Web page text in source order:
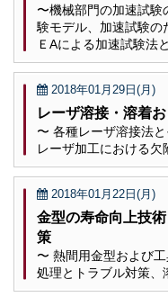
〜機械部門の加速試
験モデル、加速試験の
ＥAによる加速試験法
2018年01月29日(月)
レーザ溶接・溶着
〜 各種レーザ溶接法
レーザ加工における
2018年01月22日(月)
金型の寿命向上技
策
〜 熱間用金型および
処理とトラブル対策、